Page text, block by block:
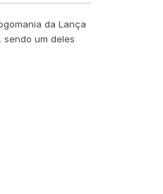
da Lança
um deles